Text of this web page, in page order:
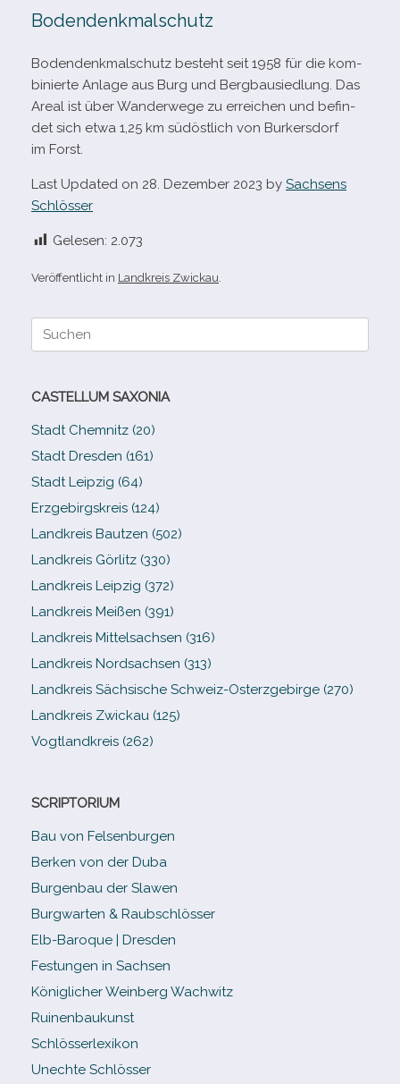
Bodendenkmalschutz
Bodendenkmalschutz besteht seit 1958 für die kom­
bi­nierte Anlage aus Burg und Bergbausiedlung. Das
Areal ist über Wanderwege zu errei­chen und befin­
det sich etwa 1,25 km süd­öst­lich von Burkersdorf
im Forst.
Last Updated on 28. Dezember 2023 by Sachsens
Schlösser
Gelesen: 2.073
Veröffentlicht in Landkreis Zwickau
Suche
CASTELLUM SAXONIA
Stadt Chemnitz (20)
Stadt Dresden (161)
Stadt Leipzig (64)
Erzgebirgskreis (124)
Landkreis Bautzen (502)
Landkreis Görlitz (330)
Landkreis Leipzig (372)
Landkreis Meißen (391)
Landkreis Mittelsachsen (316)
Landkreis Nordsachsen (313)
Landkreis Sächsische Schweiz-​Osterzgebirge (270)
Landkreis Zwickau (125)
Vogtlandkreis (262)
SCRIPTORIUM
Bau von Felsenburgen
Berken von der Duba
Burgenbau der Slawen
Burgwarten & Raubschlösser
Elb-​Baroque | Dresden
Festungen in Sachsen
Königlicher Weinberg Wachwitz
Ruinenbaukunst
Schlösserlexikon
Unechte Schlösser